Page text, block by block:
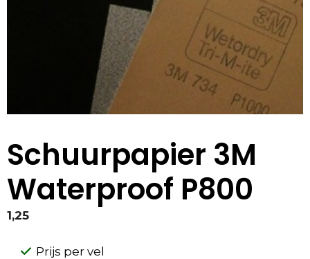
Schuurpapier 3M
Waterproof P800
1,25
Prijs per vel